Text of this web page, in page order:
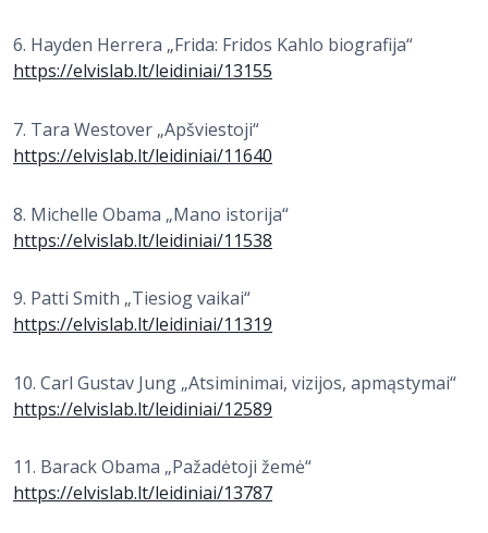
6. Hayden Herrera „Frida: Fridos Kahlo biografija“
https://elvislab.lt/leidiniai/13155
7. Tara Westover „Apšviestoji“
https://elvislab.lt/leidiniai/11640
8. Michelle Obama „Mano istorija“
https://elvislab.lt/leidiniai/11538
9. Patti Smith „Tiesiog vaikai“
https://elvislab.lt/leidiniai/11319
10. Carl Gustav Jung „Atsiminimai, vizijos, apmąstymai“
https://elvislab.lt/leidiniai/12589
11. Barack Obama „Pažadėtoji žemė“
https://elvislab.lt/leidiniai/13787